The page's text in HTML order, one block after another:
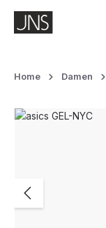
Zum Hauptinhalt
Home Damen
Bildergalerie